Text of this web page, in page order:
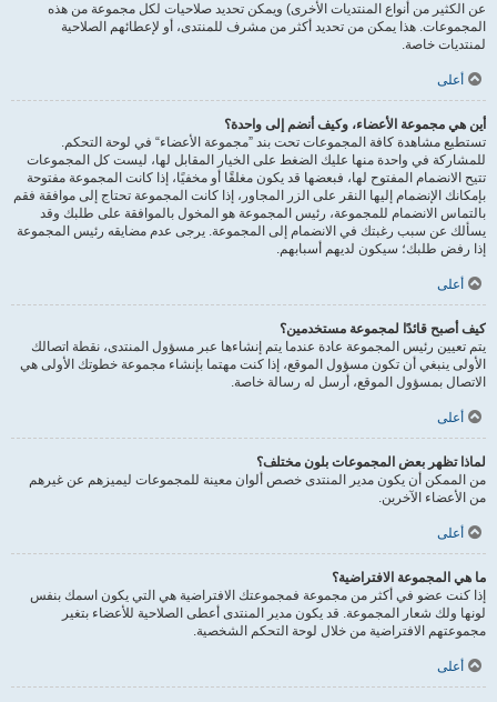
عن الكثير من أنواع المنتديات الأخرى) ويمكن تحديد صلاحيات لكل مجموعة من هذه
المجموعات. هذا يمكن من تحديد أكثر من مشرف للمنتدى، أو لإعطائهم الصلاحية
لمنتديات خاصة.
أعلى
أين هي مجموعة الأعضاء، وكيف أنضم إلى واحدة؟
تستطيع مشاهدة كافة المجموعات تحت بند ”مجموعة الأعضاء“ في لوحة التحكم.
للمشاركة في واحدة منها عليك الضغط على الخيار المقابل لها، ليست كل المجموعات
تتيح الانضمام المفتوح لها، فبعضها قد يكون مغلقًا أو مخفيًا، إذا كانت المجموعة مفتوحة
بإمكانك الإنضمام إليها النقر على الزر المجاور، إذا كانت المجموعة تحتاج إلى موافقة فقم
بالتماس الانضمام للمجموعة، رئيس المجموعة هو المخول بالموافقة على طلبك وقد
يسألك عن سبب رغبتك في الانضمام إلى المجموعة. يرجى عدم مضايقه رئيس المجموعة
إذا رفض طلبك؛ سيكون لديهم أسبابهم.
أعلى
كيف أصبح قائدًا لمجموعة مستخدمين؟
يتم تعيين رئيس المجموعة عادة عندما يتم إنشاءها عبر مسؤول المنتدى، نقطة اتصالك
الأولى ينبغي أن تكون مسؤول الموقع، إذا كنت مهتما بإنشاء مجموعة خطوتك الأولى هي
الاتصال بمسؤول الموقع، أرسل له رسالة خاصة.
أعلى
لماذا تظهر بعض المجموعات بلون مختلف؟
من الممكن أن يكون مدير المنتدى خصص ألوان معينة للمجموعات ليميزهم عن غيرهم
من الأعضاء الآخرين.
أعلى
ما هي المجموعة الافتراضية؟
إذا كنت عضو في أكثر من مجموعة فمجموعتك الافتراضية هي التي يكون اسمك بنفس
لونها ولك شعار المجموعة. قد يكون مدير المنتدى أعطى الصلاحية للأعضاء بتغير
مجموعتهم الافتراضية من خلال لوحة التحكم الشخصية.
أعلى